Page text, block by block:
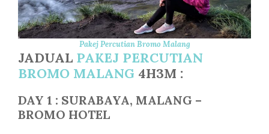
Pakej Percutian Bromo Malang
JADUAL PAKEJ PERCUTIAN
BROMO MALANG 4H3M :
DAY 1 : SURABAYA, MALANG –
BROMO HOTEL